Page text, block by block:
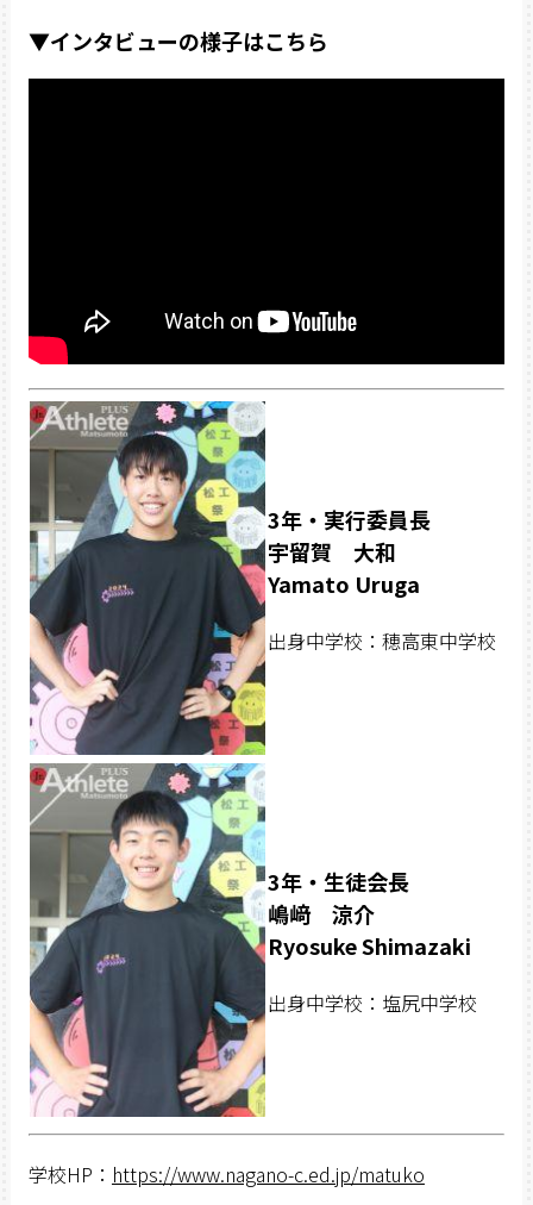
▼インタビューの様子はこちら
3年・実行委員長
宇留賀 大和
Yamato Uruga
出身中学校：穂高東中学校
3年・生徒会長
嶋﨑 涼介
Ryosuke Shimazaki
出身中学校：塩尻中学校
学校HP ： https://www.nagano-c.ed.jp/matuko